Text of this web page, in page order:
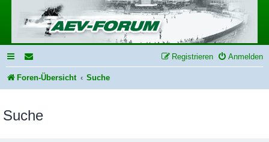
Anmelden
Registrieren
Foren-Übersicht Suche
Suche